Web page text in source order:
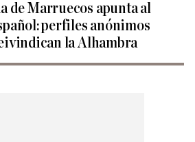
de Marruecos apunta al
perfiles anónimos
la Alhambra